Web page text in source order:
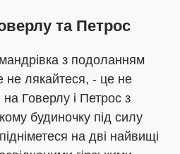
та Петрос
з подоланням
не лякайтеся, - це не
Говерлу і Петрос з
будиночку під силу
на дві найвищі